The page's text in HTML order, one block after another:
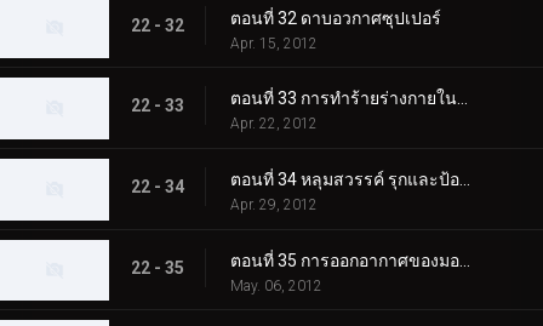
22 - 32 ตอนที่ 32 ดาบอวกาศซุปเปอร์
Apr. 15, 2012
22 - 33 ตอนที่ 33 การทำร้ายร่างกายในเมืองโบราณ
Apr. 22, 2012
22 - 34
Apr. 29, 2012
22 - 35
May. 06, 2012